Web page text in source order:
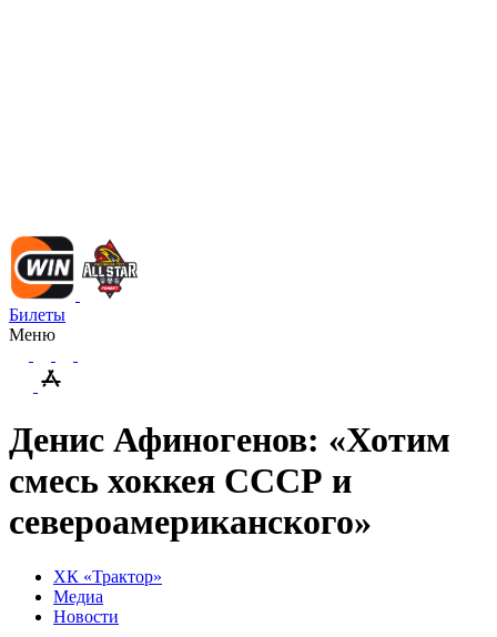
Билеты
Меню
Денис Афиногенов: «Хотим
смесь хоккея СССР и
североамериканского»
ХК «Трактор»
Медиа
Новости